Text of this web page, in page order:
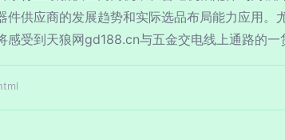
供应商的发展趋势和实际选品布局能力应用。
受到天狼网gd188.cn与五金交电线上通路的一